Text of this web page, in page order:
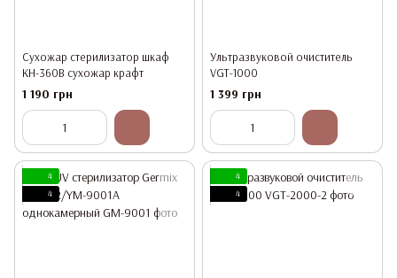
Сухожар стерилизатор шкаф
KH-360B сухожар крафт
1 190 грн
Ультразвуковой очиститель
VGT-1000
1 399 грн
4
4
4
4